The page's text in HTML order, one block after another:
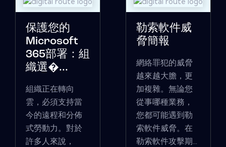
保護您的
Microsoft
365部署：組
織選�...
組織正在轉向
雲，必須支持當
今的遠程和分佈
式勞動力。對於
許多人來說，
勒索軟件威
脅簡報
網絡罪犯的威脅
越來越大膽，更
加複雜。無論您
從事哪種業務，
您都可能遇到勒
索軟件威脅。在
勒索軟件攻擊期...